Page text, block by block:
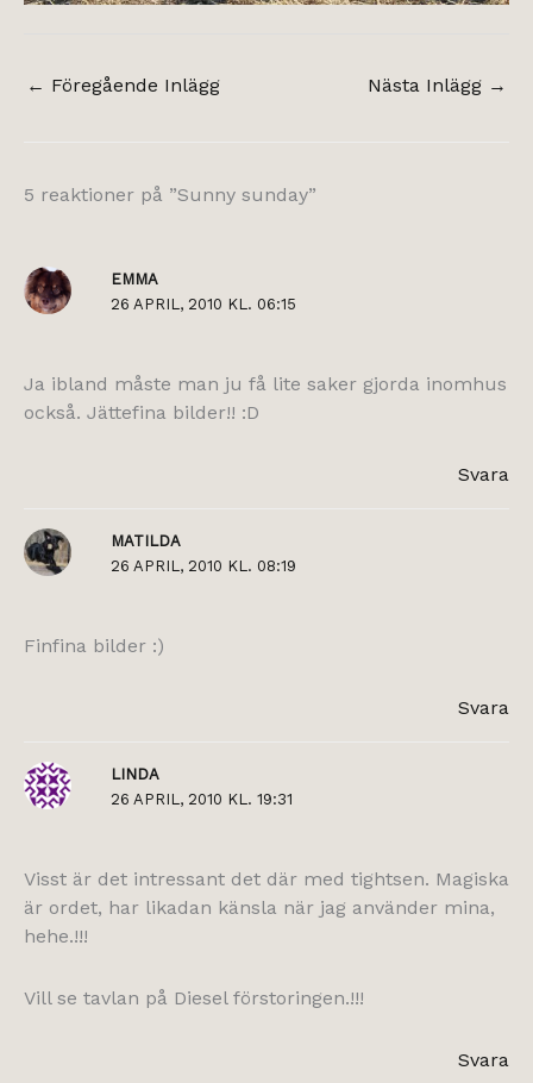
← Föregående Inlägg Nästa Inlägg →
5 reaktioner på ”Sunny sunday”
EMMA
26 APRIL, 2010 KL. 06:15
Ja ibland måste man ju få lite saker gjorda inomhus
också. Jättefina bilder!! :D
Svara
MATILDA
26 APRIL, 2010 KL. 08:19
Finfina bilder :)
Svara
LINDA
26 APRIL, 2010 KL. 19:31
Visst är det intressant det där med tightsen. Magiska
är ordet, har likadan känsla när jag använder mina,
hehe.!!!
Vill se tavlan på Diesel förstoringen.!!!
Svara